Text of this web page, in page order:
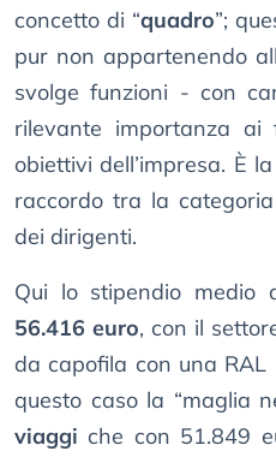
concetto di “quadro”;
pur non appartenendo
svolge funzioni - con
rilevante importanza ai
obiettivi dell’impresa. È
raccordo tra la
dei dirigenti.
Qui lo stipendio medio
56.416 euro, con il
da capofila con una
questo caso la “maglia
viaggi che con 51.849